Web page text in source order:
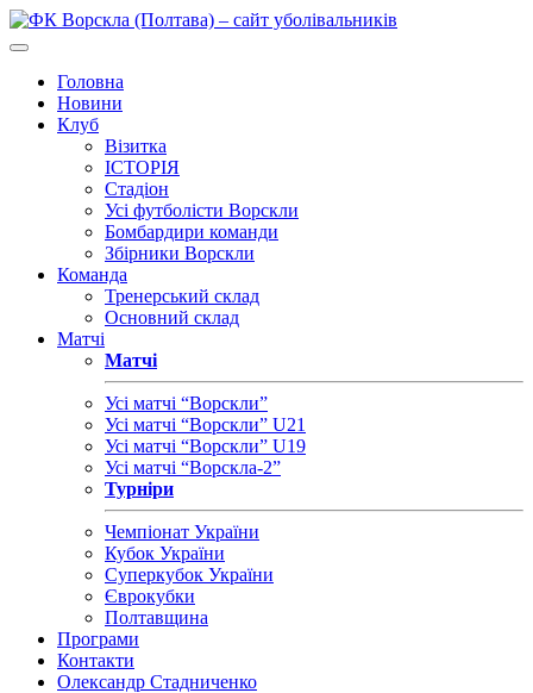
Головна
Новини
Клуб
Візитка
ІСТОРІЯ
Стадіон
Усі футболісти Ворскли
Бомбардири команди
Збірники Ворскли
Команда
Тренерський склад
Основний склад
Матчі
Матчі
Усі матчі “Ворскли”
Усі матчі “Ворскли” U21
Усі матчі “Ворскли” U19
Усі матчі “Ворскла-2”
Турніри
Чемпіонат України
Кубок України
Суперкубок України
Єврокубки
Полтавщина
Програми
Контакти
Олександр Стадниченко